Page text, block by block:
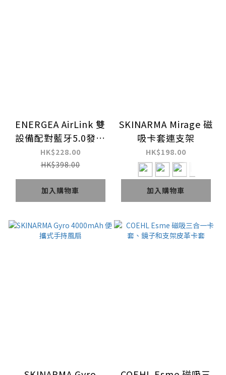
ENERGEA AirLink 雙
設備配對藍牙5.0發射
器
HK$228.00
HK$398.00
加入購物車
SKINARMA Mirage 磁
吸卡套連支架
HK$198.00
加入購物車